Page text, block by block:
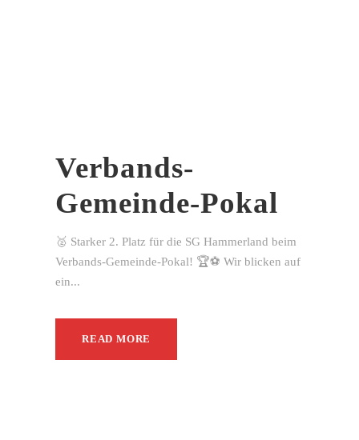
Verbands-
Gemeinde-Pokal
🥈 Starker 2. Platz für die SG Hammerland beim
Verbands-Gemeinde-Pokal! 🏆⚽ Wir blicken auf
ein...
READ MORE